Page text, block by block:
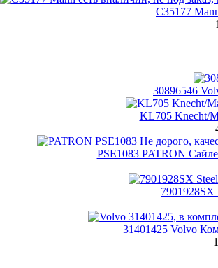
C35177
30896546
KL705 Knecht/
PSE1083 PATRON
7901928SX
31401425 Volvo